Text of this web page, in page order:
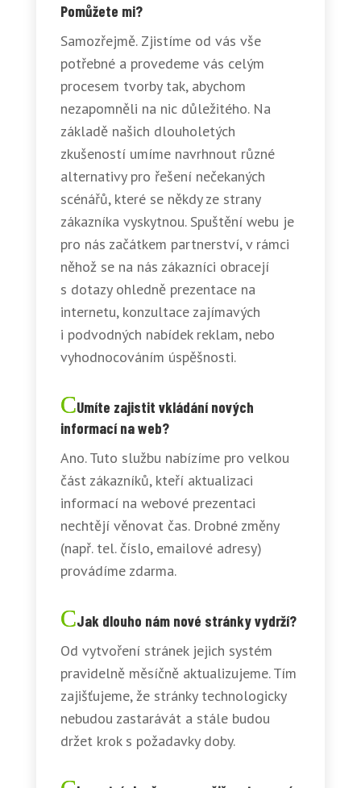
Pomůžete mi?
Samozřejmě. Zjistíme od vás vše
potřebné a provedeme vás celým
procesem tvorby tak, abychom
nezapomněli na nic důležitého. Na
základě našich dlouholetých
zkušeností umíme navrhnout různé
alternativy pro řešení nečekaných
scénářů, které se někdy ze strany
zákazníka vyskytnou. Spuštění webu je
pro nás začátkem partnerství, v rámci
něhož se na nás zákazníci obracejí
s dotazy ohledně prezentace na
internetu, konzultace zajímavých
i podvodných nabídek reklam, nebo
vyhodnocováním úspěšnosti.
Umíte zajistit vkládání nových
informací na web?
Ano. Tuto službu nabízíme pro velkou
část zákazníků, kteří aktualizaci
informací na webové prezentaci
nechtějí věnovat čas. Drobné změny
(např. tel. číslo, emailové adresy)
provádíme zdarma.
Jak dlouho nám nové stránky vydrží?
Od vytvoření stránek jejich systém
pravidelně měsíčně aktualizujeme. Tím
zajišťujeme, že stránky technologicky
nebudou zastarávát a stále budou
držet krok s požadavky doby.